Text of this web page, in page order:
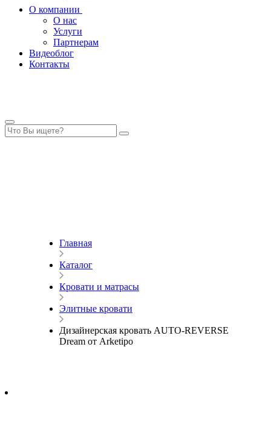
О компании
О нас
Услуги
Партнерам
Видеоблог
Контакты
Главная
Каталог
Кровати и матрасы
Элитные кровати
Дизайнерская кровать AUTO-REVERSE
Dream от Arketipo